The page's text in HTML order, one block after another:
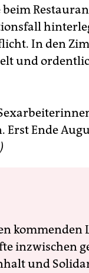
In den
und
Ende
kommenden
inzwischen
und